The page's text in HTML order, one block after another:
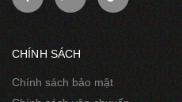
CHÍNH SÁCH
Chính sách bảo mật